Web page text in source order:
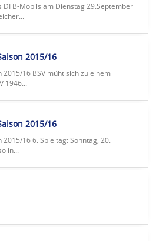
DFB-Mobils am Dienstag 29.September
2015/16
16 BSV müht sich zu einem
1946...
2015/16
16 6. Spieltag: Sonntag, 20.
in...